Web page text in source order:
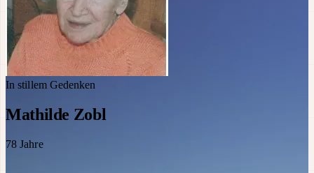
In stillem Gedenken
Mathilde Zobl
78 Jahre